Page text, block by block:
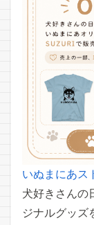
いぬまにあス
犬好きさんの
ジナルグッズ